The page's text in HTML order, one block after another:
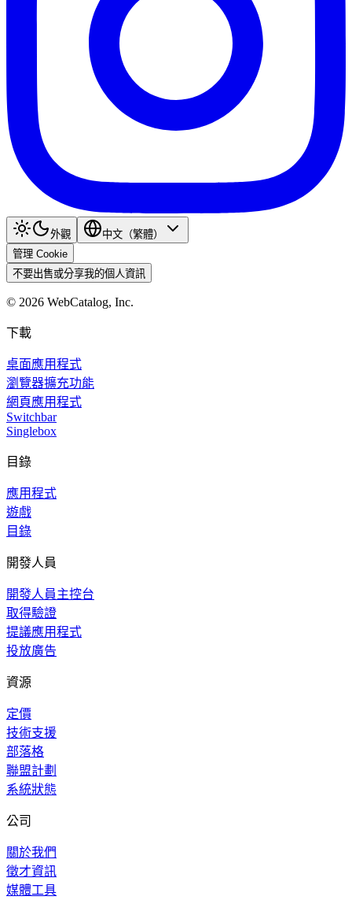
外觀
中文（繁體）
管理 Cookie
不要出售或分享我的個人資訊
© 2026 WebCatalog, Inc.
下載
桌面應用程式
瀏覽器擴充功能
網頁應用程式
Switchbar
Singlebox
目錄
應用程式
遊戲
目錄
開發人員
開發人員主控台
取得驗證
提議應用程式
投放廣告
資源
定價
技術支援
部落格
聯盟計劃
系統狀態
公司
關於我們
徵才資訊
媒體工具